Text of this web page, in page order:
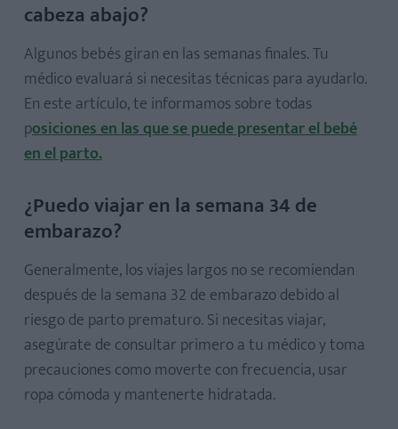
cabeza abajo?
Algunos bebés giran en las semanas finales. Tu
médico evaluará si necesitas técnicas para ayudarlo.
En este artículo, te informamos sobre todas
posiciones en las que se puede presentar el bebé
en el parto.
¿Puedo viajar en la semana 34 de
embarazo?
Generalmente, los viajes largos no se recomiendan
después de la semana 32 de embarazo debido al
riesgo de parto prematuro. Si necesitas viajar,
asegúrate de consultar primero a tu médico y toma
precauciones como moverte con frecuencia, usar
ropa cómoda y mantenerte hidratada.